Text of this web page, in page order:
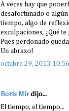
A veces hay que
desafortunado o
tiempo, algo de
exculpaciones, ¿Qué
Pues perdonado
Un abrazo!
octubre 29, 2013
Boris Mirdijo...
El tiempo, el tiempo...